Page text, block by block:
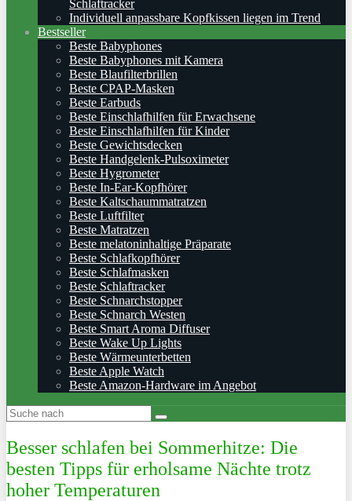
Schlaftracker
Individuell anpassbare Kopfkissen liegen im Trend
Bestseller
Beste Babyphones
Beste Babyphones mit Kamera
Beste Blaufilterbrillen
Beste CPAP-Masken
Beste Earbuds
Beste Einschlafhilfen für Erwachsene
Beste Einschlafhilfen für Kinder
Beste Gewichtsdecken
Beste Handgelenk-Pulsoximeter
Beste Hygrometer
Beste In-Ear-Kopfhörer
Beste Kaltschaummatratzen
Beste Luftfilter
Beste Matratzen
Beste melatoninhaltige Präparate
Beste Schlafkopfhörer
Beste Schlafmasken
Beste Schlaftracker
Beste Schnarchstopper
Beste Schnarch Westen
Beste Smart Aroma Diffuser
Beste Wake Up Lights
Beste Wärmeunterbetten
Beste Apple Watch
Beste Amazon-Hardware im Angebot
Besser schlafen bei Sommerhitze: Die
besten Tipps für erholsame Nächte trotz
hoher Temperaturen